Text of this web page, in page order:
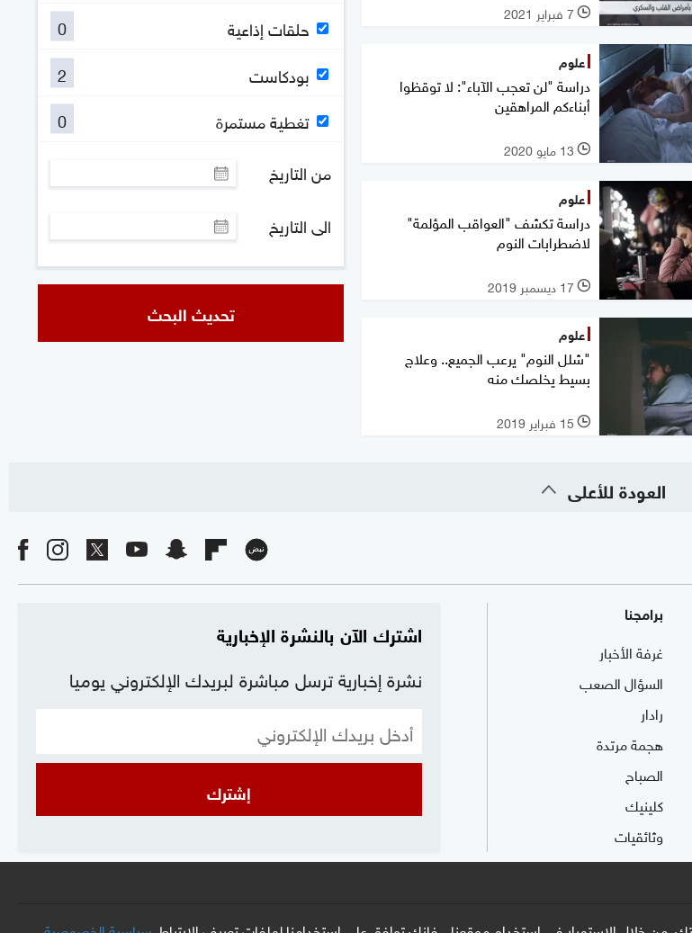
l 7 فبراير 2021
علوم
دراسة "لن تعجب الآباء": لا توقظوا
أبناءكم المراهقين
l 13 مايو 2020
علوم
دراسة تكشف "العواقب المؤلمة"
لاضطرابات النوم
l 17 ديسمبر 2019
علوم
"شلل النوم" يرعب الجميع.. وعلاج
بسيط يخلصك منه
l 15 فبراير 2019
حلقات إذاعية
0
بودكاست
2
تغطية مستمرة
0
من التاريخ
الى التاريخ
تحديث البحث
العودة للأعلى
برامجنا
غرفة الأخبار
السؤال الصعب
رادار
هجمة مرتدة
الصباح
كلينيك
وثائقيات
اشترك الآن بالنشرة الإخبارية
نشرة إخبارية ترسل مباشرة لبريدك الإلكتروني يوميا
إشترك